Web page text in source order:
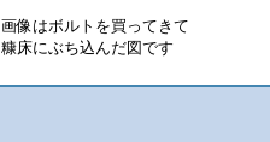
画像はボルトを買ってきて
糠床にぶち込んだ図です